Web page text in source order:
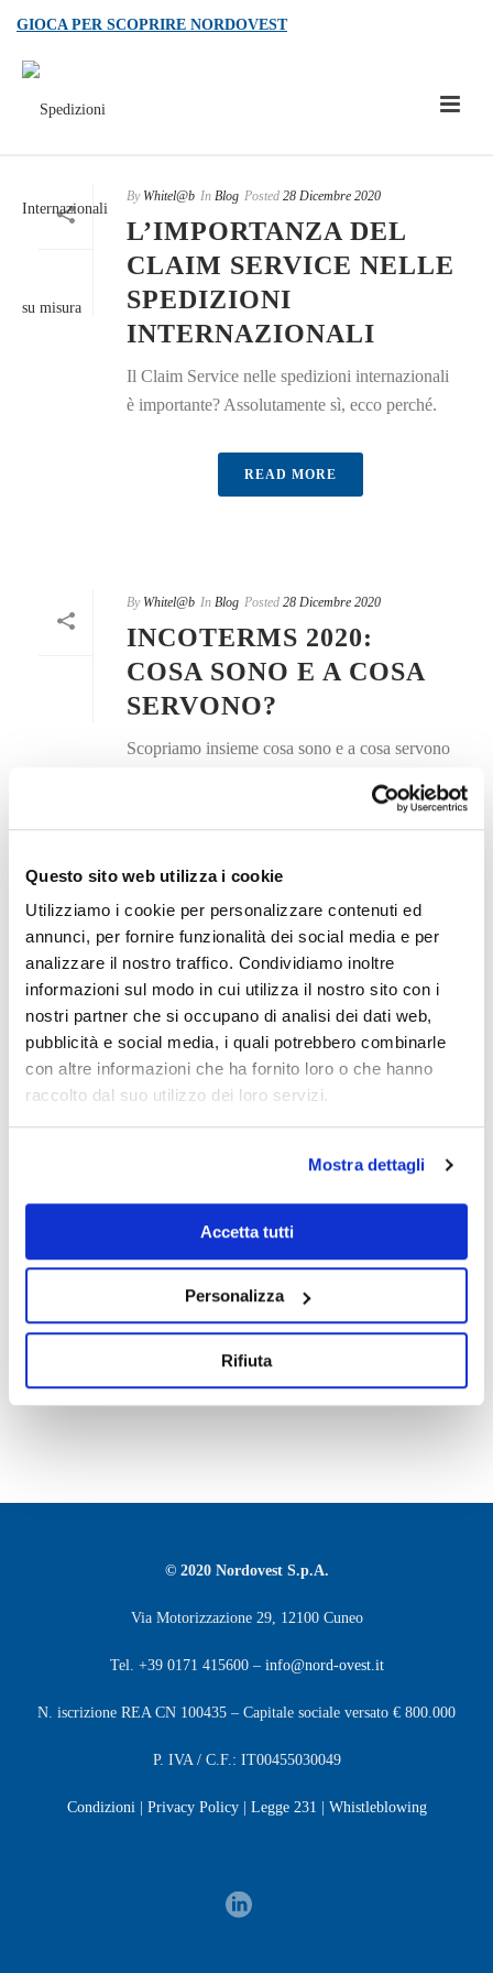
Questo sito web utilizza i cookie
Utilizziamo i cookie per personalizzare contenuti ed
annunci, per fornire funzionalità dei social media e per
analizzare il nostro traffico. Condividiamo inoltre
informazioni sul modo in cui utilizza il nostro sito con i
nostri partner che si occupano di analisi dei dati web,
pubblicità e social media, i quali potrebbero combinarle
con altre informazioni che ha fornito loro o che hanno
raccolto dal suo utilizzo dei loro servizi.
Mostra dettagli
Accetta tutti
Personalizza
Rifiuta
GIOCA PER SCOPRIRE NORDOVEST
By Whitel@b In Blog Posted 28 Dicembre 2020
L’IMPORTANZA DEL
CLAIM SERVICE NELLE
SPEDIZIONI
INTERNAZIONALI
Il Claim Service nelle spedizioni internazionali
è importante? Assolutamente sì, ecco perché.
READ MORE
By Whitel@b In Blog Posted 28 Dicembre 2020
INCOTERMS 2020:
COSA SONO E A COSA
SERVONO?
Scopriamo insieme cosa sono e a cosa servono
CAUSA DI FORZA
MAGGIORE: 8
RACCOMANDAZIONI
© 2020 Nordovest S.p.A.
Via Motorizzazione 29, 12100 Cuneo
Tel. +39 0171 415600 – info@nord-ovest.it
N. iscrizione REA CN 100435 – Capitale sociale versato € 800.000
P. IVA / C.F.: IT00455030049
Condizioni| Privacy Policy| Legge 231 Whistleblowing